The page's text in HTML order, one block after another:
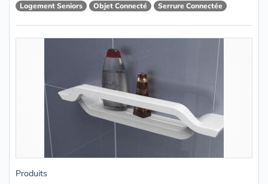
Logement Seniors Objet Connecté Serrure Connectée
Produits